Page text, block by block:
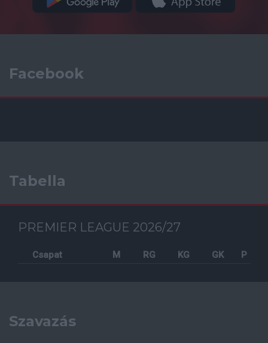
Facebook
Tabella
PREMIER LEAGUE 2026/27
Csapat M RG KG GK P
Szavazás